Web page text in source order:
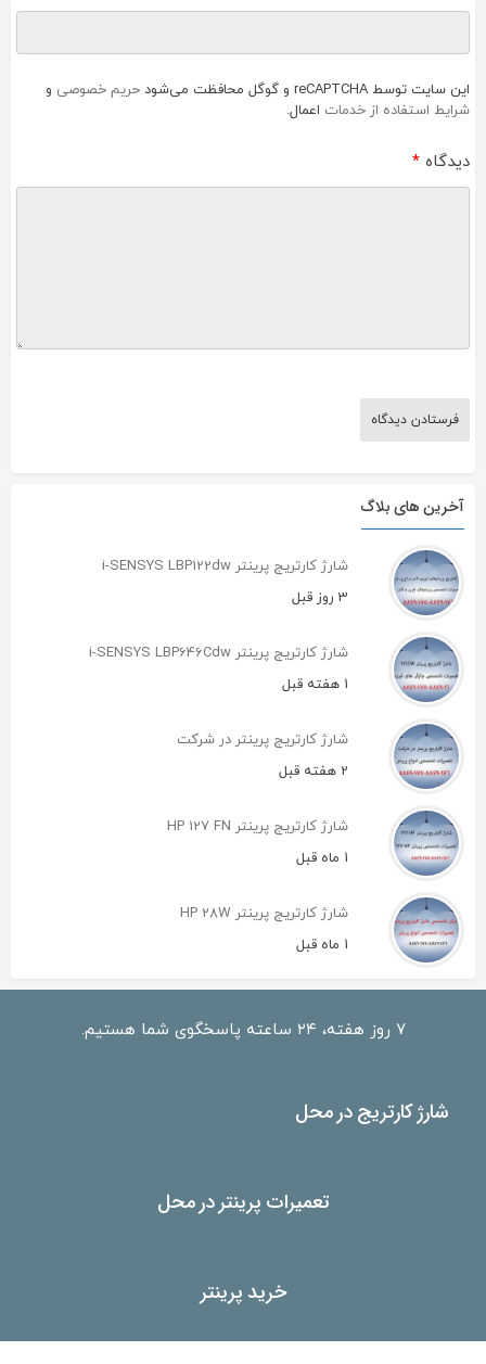
این سایت توسط reCAPTCHA و گوگل محافظت می‌شود حریم خصوصی و
شرایط استفاده از خدمات اعمال.
دیدگاه *
آخرین های بلاگ
شارژ کارتریج پرینتر i-SENSYS LBP122dw
3 روز قبل
شارژ کارتریج پرینتر i-SENSYS LBP646Cdw
1 هفته قبل
شارژ کارتریج پرینتر در شرکت
2 هفته قبل
شارژ کارتریج پرینتر HP 127 FN
1 ماه قبل
شارژ کارتریج پرینتر HP 28W
1 ماه قبل
۷ روز هفته، ۲۴ ساعته پاسخگوی شما هستیم.
شارژ کارتریج در محل
تعمیرات پرینتر در محل
خرید پرینتر